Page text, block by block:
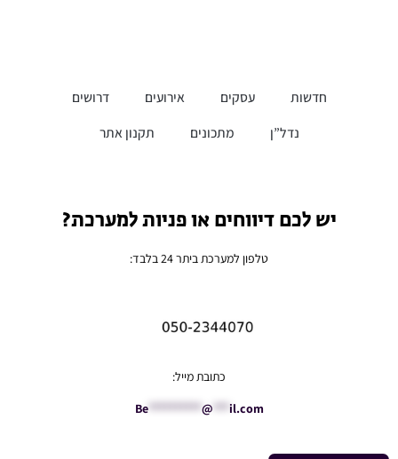
חדשות עסקים אירועים
דרושים
נדל”ן
מתכונים תקנון אתר
יש לכם דיווחים או פניות למערכת?
טלפון למערכת ביתר 24 בלבד:
כתובת מייל:
Be********** @ *** il.com